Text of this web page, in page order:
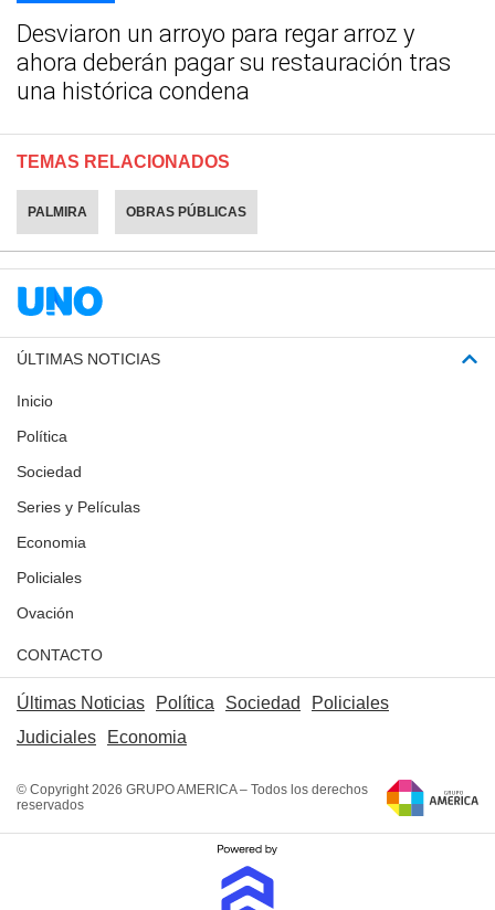
Desviaron un arroyo para regar arroz y
ahora deberán pagar su restauración tras
una histórica condena
TEMAS RELACIONADOS
PALMIRA OBRAS PÚBLICAS
ÚLTIMAS NOTICIAS
Inicio
Política
Sociedad
Series y Películas
Economia
Policiales
Ovación
CONTACTO
Últimas Noticias Política Sociedad
Policiales
Judiciales
Economia
© Copyright 2026 GRUPO AMERICA – Todos los derechos
reservados